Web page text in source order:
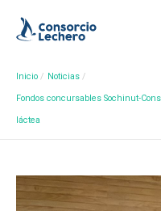
Inicio Noticias
Fondos concursables Sochinut-
láctea